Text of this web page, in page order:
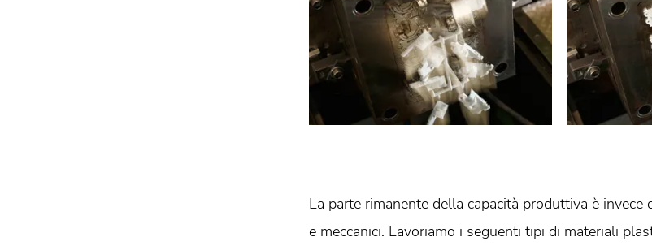
La parte rimanente della capacità produttiva è
e meccanici. Lavoriamo i seguenti tipi di materiali